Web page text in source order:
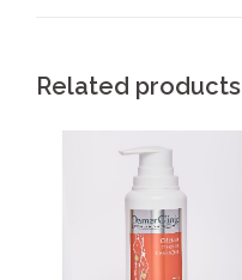
Related products